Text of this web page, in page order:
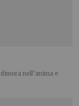
nell’anima e